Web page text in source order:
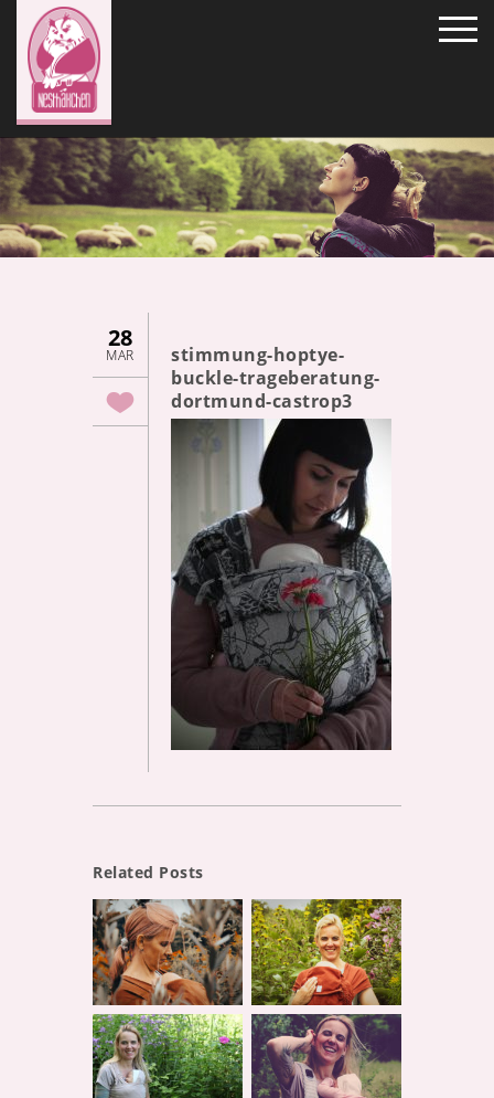
28
MAR
stimmung-hoptye-
buckle-trageberatung-
dortmund-castrop3
Related Posts